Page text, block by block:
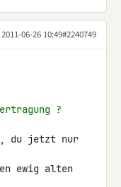
2011-06-26 10:49#2240749
?
du jetzt nur
ewig alten